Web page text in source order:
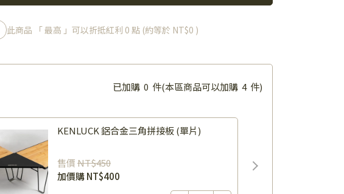
此商品 「 最高 」可以折抵紅利 0 點 (約等於 NT$0 )
已加購 0 件(本區商品可以加購 4件)
KENLUCK 鋁合金三角拼接板 (單片)
售價NT$450
加價購NT$400